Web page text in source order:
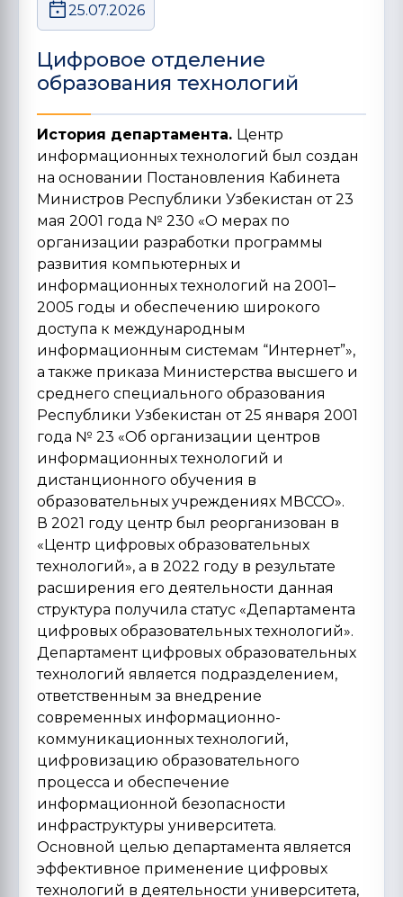
25.07.2026
Цифровое отделение
образования технологий
История департамента. Центр
информационных технологий был создан
на основании Постановления Кабинета
Министров Республики Узбекистан от 23
мая 2001 года № 230 «О мерах по
организации разработки программы
развития компьютерных и
информационных технологий на 2001–
2005 годы и обеспечению широкого
доступа к международным
информационным системам “Интернет”»,
а также приказа Министерства высшего и
среднего специального образования
Республики Узбекистан от 25 января 2001
года № 23 «Об организации центров
информационных технологий и
дистанционного обучения в
образовательных учреждениях МВССО».
В 2021 году центр был реорганизован в
«Центр цифровых образовательных
технологий», а в 2022 году в результате
расширения его деятельности данная
структура получила статус «Департамента
цифровых образовательных технологий».
Департамент цифровых образовательных
технологий является подразделением,
ответственным за внедрение
современных информационно-
коммуникационных технологий,
цифровизацию образовательного
процесса и обеспечение
информационной безопасности
инфраструктуры университета.
Основной целью департамента является
эффективное применение цифровых
технологий в деятельности университета,